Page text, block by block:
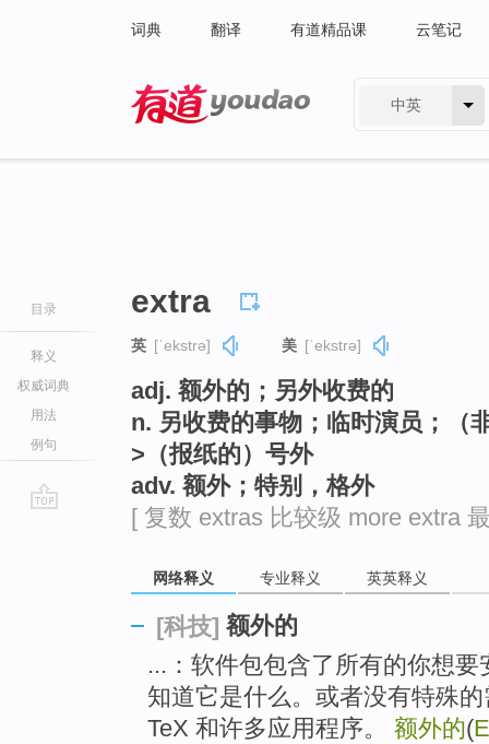
词典 翻译 有道精品课 云笔记
中英
目录
释义
权威词典
用法
例句
extra
英 [ˈekstrə] 美 [ˈekstrə]
adj. 额外的；另外收费的
n. 另收费的事物；临时演员；（
>（报纸的）号外
adv. 额外；特别，格外
[ 复数 extras 比较级 more extra
网络释义 专业释义 英英释义
[科技] 额外的
...：软件包包含了所有的你想
知道它是什么。或者没有特殊
TeX 和许多应用程序。 额外的(